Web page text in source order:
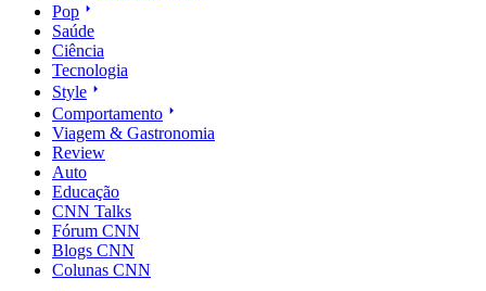
Pop
Saúde
Ciência
Tecnologia
Style
Comportamento
Viagem & Gastronomia
Review
Auto
Educação
CNN Talks
Fórum CNN
Blogs CNN
Colunas CNN